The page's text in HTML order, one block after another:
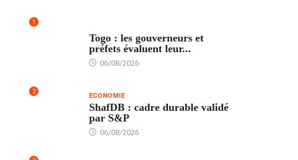
1
Togo : les gouverneurs et
préfets évaluent leur...
06/08/2026
2 ECONOMIE
ShafDB : cadre durable validé
par S&P
06/08/2026